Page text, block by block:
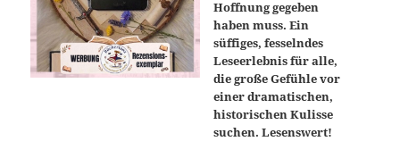
Hoffnung gegeben
haben muss. Ein
süffiges, fesselndes
Leseerlebnis für alle,
die große Gefühle vor
einer dramatischen,
historischen Kulisse
suchen. Lesenswert!